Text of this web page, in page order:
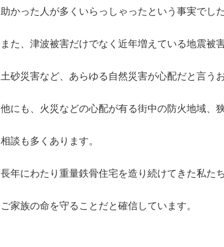
助かった人が多くいらっしゃったという事実でした
また、津波被害だけでなく近年増えている地震被
土砂災害など、あらゆる自然災害が心配だと言う
他にも、火災などの心配が有る街中の防火地域、
相談も多くあります。
長年にわたり重量鉄骨住宅を造り続けてきた私た
ご家族の命を守ることだと確信しています。